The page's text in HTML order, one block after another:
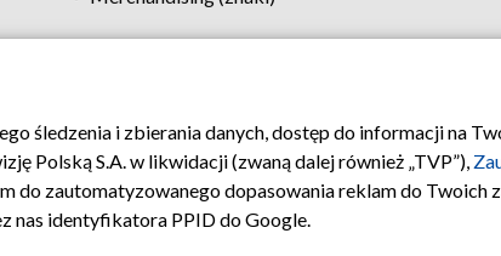
Pomoc Biuro reklamy Kontakt
śledzenia i zbierania danych, dostęp do informacji na
Polską S.A. w likwidacji (zwaną dalej również „TVP”),
do zautomatyzowanego dopasowania reklam do Twoich
nas identyfikatora PPID do Google.